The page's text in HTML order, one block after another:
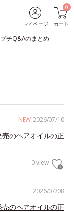
マイページ
0
カート
チQ&Aのまとめ
NEW 2026/07/10
売のヘアオイルの正
0 view
2026/07/08
売のヘアオイルの正